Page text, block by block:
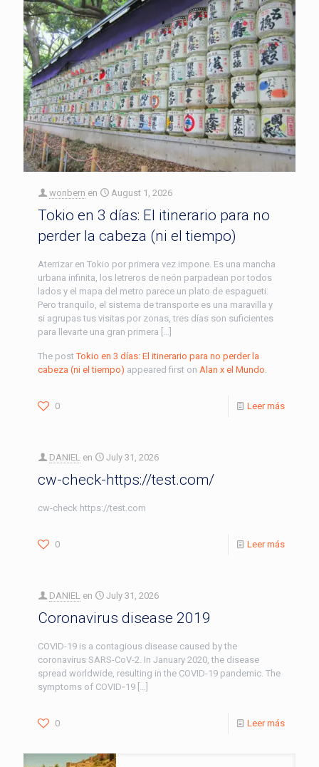
wonbern en August 1, 2026
Tokio en 3 días: El itinerario para no
perder la cabeza (ni el tiempo)
Aterrizar en Tokio por primera vez impone. Es una mancha
urbana infinita, los letreros de neón parpadean por todos
lados y el mapa del metro parece un plato de espagueti.
Pero tranquilo, el sistema de transporte es una maravilla y
si agrupas tus visitas por zonas, tres días son suficientes
para llevarte una gran primera […]
The postTokio en 3 días: El itinerario para no perder la
cabeza (ni el tiempo) appeared first on Alan x el Mundo
0 Leer más
DANIEL en July 31, 2026
cw-check-https://test.com/
cw-check https://test.com
0 Leer más
DANIEL en July 31, 2026
Coronavirus disease 2019
COVID-19 is a contagious disease caused by the
coronavirus SARS-CoV-2. In January 2020, the disease
spread worldwide, resulting in the COVID-19 pandemic. The
symptoms of COVID‑19
0 Leer más